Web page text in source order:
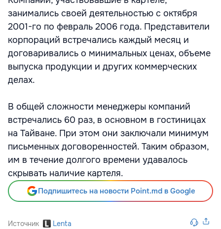
занимались своей деятельностью с октября
2001-го по февраль 2006 года. Представители
корпораций встречались каждый месяц и
договаривались о минимальных ценах, объеме
выпуска продукции и других коммерческих
делах.
В общей сложности менеджеры компаний
встречались 60 раз, в основном в гостиницах
на Тайване. При этом они заключали минимум
письменных договоренностей. Таким образом,
им в течение долгого времени удавалось
скрывать наличие картеля.
Подпишитесь на новости Point.md в Google
Источник Lenta